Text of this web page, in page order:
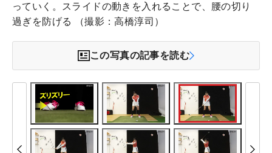
っていく。スライドの動きを入れることで、腰の切り
過ぎを防げる （撮影：高橋淳司）
この写真の記事を読む